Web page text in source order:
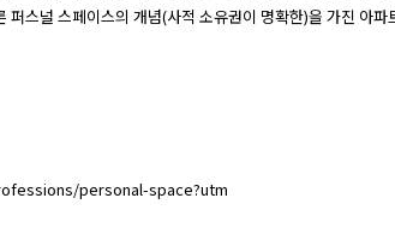
스널 스페이스의 개념(사적 소유권이 명확한)을 가진 아
personal-space?utm